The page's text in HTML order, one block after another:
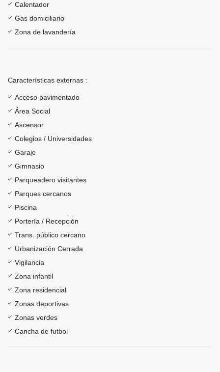
Calentador
Gas domiciliario
Zona de lavandería
Características externas :
Acceso pavimentado
Área Social
Ascensor
Colegios / Universidades
Garaje
Gimnasio
Parqueadero visitantes
Parques cercanos
Piscina
Portería / Recepción
Trans. público cercano
Urbanización Cerrada
Vigilancia
Zona infantil
Zona residencial
Zonas deportivas
Zonas verdes
Cancha de futbol